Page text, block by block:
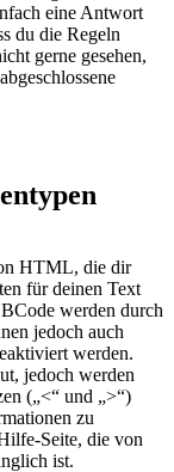
eine Antwort
du die Regeln
gerne gesehen,
HTML, die dir
für deinen Text
werden durch
jedoch auch
werden.
jedoch werden
(„<“ und „>“)
zu
Seite, die von
ist.